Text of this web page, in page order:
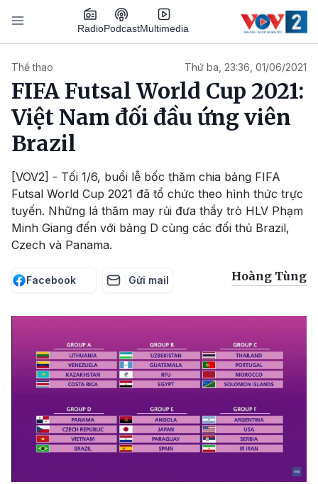
Nhảy đến nội dung
RadioPodcastMultimedia
Thể thao Thứ ba, 23:36, 01/06/2021
FIFA Futsal World Cup 2021:
Việt Nam đối đầu ứng viên
Brazil
[VOV2] - Tối 1/6, buổi lễ bốc thăm chia bảng FIFA
Futsal World Cup 2021 đã tổ chức theo hình thức trực
tuyến. Những lá thăm may rủi đưa thầy trò HLV Phạm
Minh Giang đến với bảng D cùng các đối thủ Brazil,
Czech và Panama.
Facebook Gửi mail Hoàng Tùng